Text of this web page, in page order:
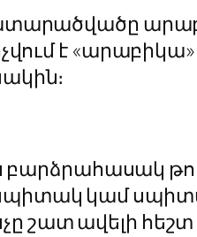
է
բարձրահասակ
սպիտակ կամ
շատ ավելի